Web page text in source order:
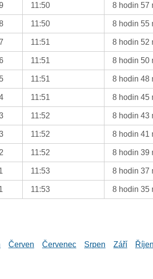
11:50 8 hodin 57
11:50 8 hodin 55
11:51 8 hodin 52
11:51 8 hodin 50
11:51 8 hodin 48
11:51 8 hodin 45
11:52 8 hodin 43
11:52 8 hodin 41
11:52 8 hodin 39
11:53 8 hodin 37
11:53 8 hodin 35
Červen Červenec Srpen Září
Říjen